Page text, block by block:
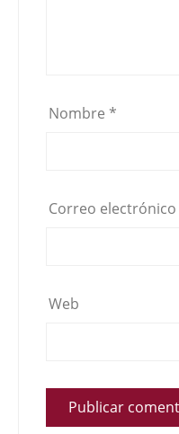
Nombre *
Correo electrónico
Web